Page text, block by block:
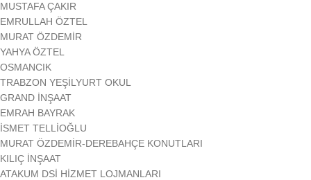
MUSTAFA ÇAKIR
EMRULLAH ÖZTEL
MURAT ÖZDEMİR
YAHYA ÖZTEL
OSMANCIK
TRABZON YEŞİLYURT OKUL
GRAND İNŞAAT
EMRAH BAYRAK
İSMET TELLİOĞLU
MURAT ÖZDEMİR-DEREBAHÇE KONUTLARI
KILIÇ İNŞAAT
ATAKUM DSİ HİZMET LOJMANLARI